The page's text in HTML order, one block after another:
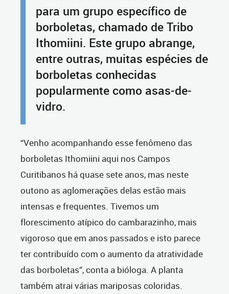
para um grupo específico de
borboletas, chamado de Tribo
Ithomiini. Este grupo abrange,
entre outras, muitas espécies de
borboletas conhecidas
popularmente como asas-de-
vidro.
“Venho acompanhando esse fenômeno das
borboletas Ithomiini aqui nos Campos
Curitibanos há quase sete anos, mas neste
outono as aglomerações delas estão mais
intensas e frequentes. Tivemos um
florescimento atípico do cambarazinho, mais
vigoroso que em anos passados e isto parece
ter contribuído com o aumento da atratividade
das borboletas”, conta a bióloga. A planta
também atrai várias mariposas coloridas.